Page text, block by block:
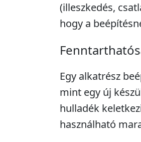
(illeszkedés,
hogy a
Egy alkatrész
mint egy új
hulladék
használható